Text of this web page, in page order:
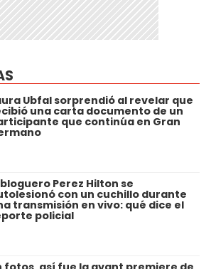
Ubfal sorprendió al revelar que
una carta documento de un
que continúa en Gran
bloguero Perez Hilton se
con un cuchillo durante
transmisión en vivo: qué dice el
policial